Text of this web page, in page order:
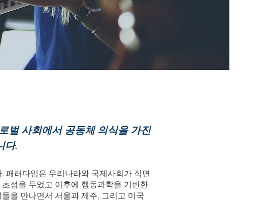
벌 사회에서 공동체 의식을 가진
다.
패러다임은 우리나라와 국제사회가 직면
점을 두었고 이후에 행동과학을 기반한
을 만나면서 서울과 제주, 그리고 미국